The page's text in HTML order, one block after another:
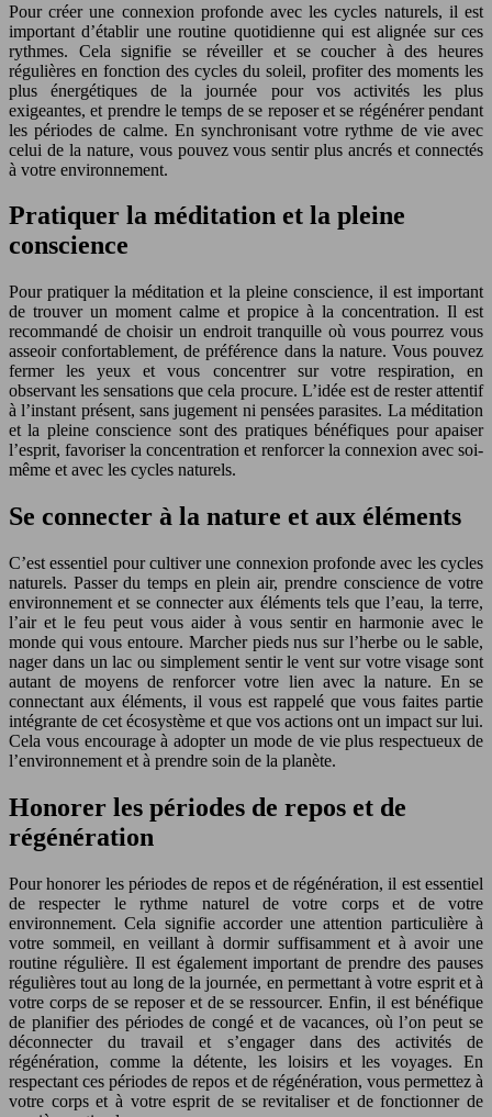
Pour créer une connexion profonde avec les cycles naturels, il est
important d’établir une routine quotidienne qui est alignée sur ces
rythmes. Cela signifie se réveiller et se coucher à des heures
régulières en fonction des cycles du soleil, profiter des moments les
plus énergétiques de la journée pour vos activités les plus
exigeantes, et prendre le temps de se reposer et se régénérer pendant
les périodes de calme. En synchronisant votre rythme de vie avec
celui de la nature, vous pouvez vous sentir plus ancrés et connectés
à votre environnement.
Pratiquer la méditation et la pleine
conscience
Pour pratiquer la méditation et la pleine conscience, il est important
de trouver un moment calme et propice à la concentration. Il est
recommandé de choisir un endroit tranquille où vous pourrez vous
asseoir confortablement, de préférence dans la nature. Vous pouvez
fermer les yeux et vous concentrer sur votre respiration, en
observant les sensations que cela procure. L’idée est de rester attentif
à l’instant présent, sans jugement ni pensées parasites. La méditation
et la pleine conscience sont des pratiques bénéfiques pour apaiser
l’esprit, favoriser la concentration et renforcer la connexion avec soi-
même et avec les cycles naturels.
Se connecter à la nature et aux éléments
C’est essentiel pour cultiver une connexion profonde avec les cycles
naturels. Passer du temps en plein air, prendre conscience de votre
environnement et se connecter aux éléments tels que l’eau, la terre,
l’air et le feu peut vous aider à vous sentir en harmonie avec le
monde qui vous entoure. Marcher pieds nus sur l’herbe ou le sable,
nager dans un lac ou simplement sentir le vent sur votre visage sont
autant de moyens de renforcer votre lien avec la nature. En se
connectant aux éléments, il vous est rappelé que vous faites partie
intégrante de cet écosystème et que vos actions ont un impact sur lui.
Cela vous encourage à adopter un mode de vie plus respectueux de
l’environnement et à prendre soin de la planète.
Honorer les périodes de repos et de
régénération
Pour honorer les périodes de repos et de régénération, il est essentiel
de respecter le rythme naturel de votre corps et de votre
environnement. Cela signifie accorder une attention particulière à
votre sommeil, en veillant à dormir suffisamment et à avoir une
routine régulière. Il est également important de prendre des pauses
régulières tout au long de la journée, en permettant à votre esprit et à
votre corps de se reposer et de se ressourcer. Enfin, il est bénéfique
de planifier des périodes de congé et de vacances, où l’on peut se
déconnecter du travail et s’engager dans des activités de
régénération, comme la détente, les loisirs et les voyages. En
respectant ces périodes de repos et de régénération, vous permettez à
votre corps et à votre esprit de se revitaliser et de fonctionner de